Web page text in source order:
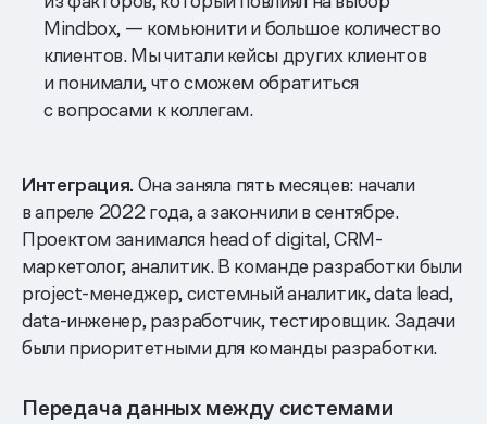
Mindbox, — комьюнити и большое количество
клиентов. Мы читали кейсы других клиентов
и понимали, что сможем обратиться
с вопросами к коллегам.
Интеграция. Она заняла пять месяцев: начали
в апреле 2022 года, а закончили в сентябре.
Проектом занимался head of digital, CRM-
маркетолог, аналитик. В команде разработки были
project-менеджер, системный аналитик, data lead,
data-инженер, разработчик, тестировщик. Задачи
были приоритетными для команды разработки.
Передача данных между системами